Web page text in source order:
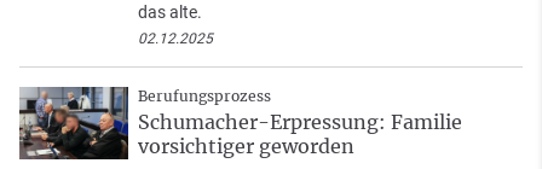
das alte.
02.12.2025
Berufungsprozess
Schumacher-Erpressung: Familie
vorsichtiger geworden